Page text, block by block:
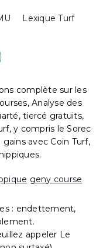
Lexique Turf
complète sur les
Analyse des
tiercé gratuits,
y compris le Sorec
avec Coin Turf,
geny course
: endettement,
appeler Le